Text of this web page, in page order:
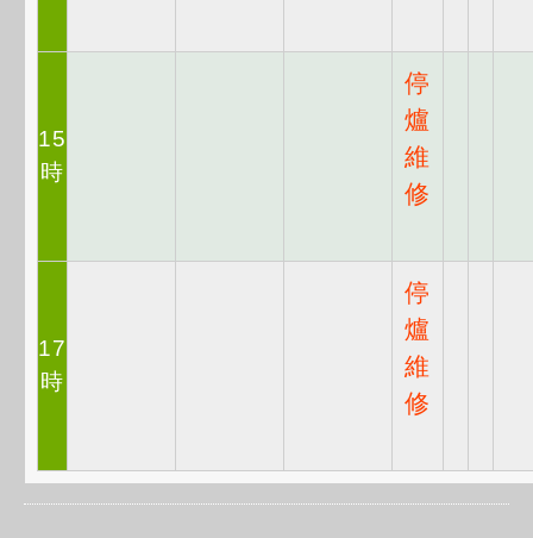
15
時
停
爐
維
修
17
時
停
爐
維
修